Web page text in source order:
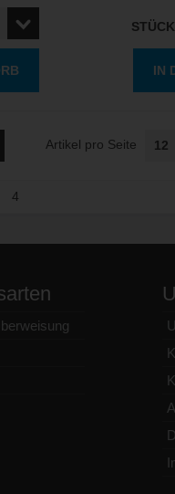
STÜCK
IN
Artikel pro Seite
4